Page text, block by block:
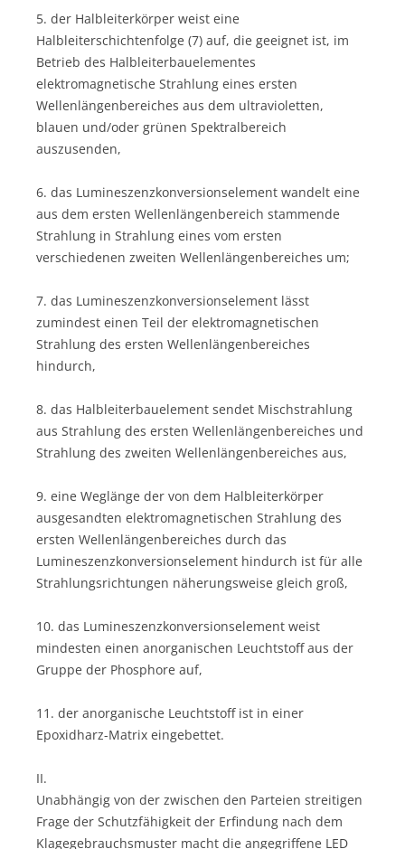
5. der Halbleiterkörper weist eine
Halbleiterschichtenfolge (7) auf, die geeignet ist, im
Betrieb des Halbleiterbauelementes
elektromagnetische Strahlung eines ersten
Wellenlängenbereiches aus dem ultravioletten,
blauen und/oder grünen Spektralbereich
auszusenden,
6. das Lumineszenzkonversionselement wandelt eine
aus dem ersten Wellenlängenbereich stammende
Strahlung in Strahlung eines vom ersten
verschiedenen zweiten Wellenlängenbereiches um;
7. das Lumineszenzkonversionselement lässt
zumindest einen Teil der elektromagnetischen
Strahlung des ersten Wellenlängenbereiches
hindurch,
8. das Halbleiterbauelement sendet Mischstrahlung
aus Strahlung des ersten Wellenlängenbereiches und
Strahlung des zweiten Wellenlängenbereiches aus,
9. eine Weglänge der von dem Halbleiterkörper
ausgesandten elektromagnetischen Strahlung des
ersten Wellenlängenbereiches durch das
Lumineszenzkonversionselement hindurch ist für alle
Strahlungsrichtungen näherungsweise gleich groß,
10. das Lumineszenzkonversionselement weist
mindesten einen anorganischen Leuchtstoff aus der
Gruppe der Phosphore auf,
11. der anorganische Leuchtstoff ist in einer
Epoxidharz-Matrix eingebettet.
II.
Unabhängig von der zwischen den Parteien streitigen
Frage der Schutzfähigkeit der Erfindung nach dem
Klagegebrauchsmuster macht die angegriffene LED